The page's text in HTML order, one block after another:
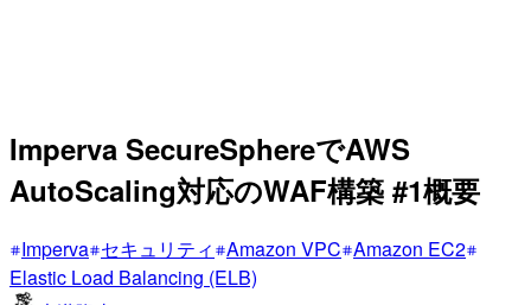
Imperva SecureSphereでAWS
AutoScaling対応のWAF構築 #1概要
Imperva セキュリティ Amazon VPC Amazon EC2
Elastic Load Balancing (ELB)